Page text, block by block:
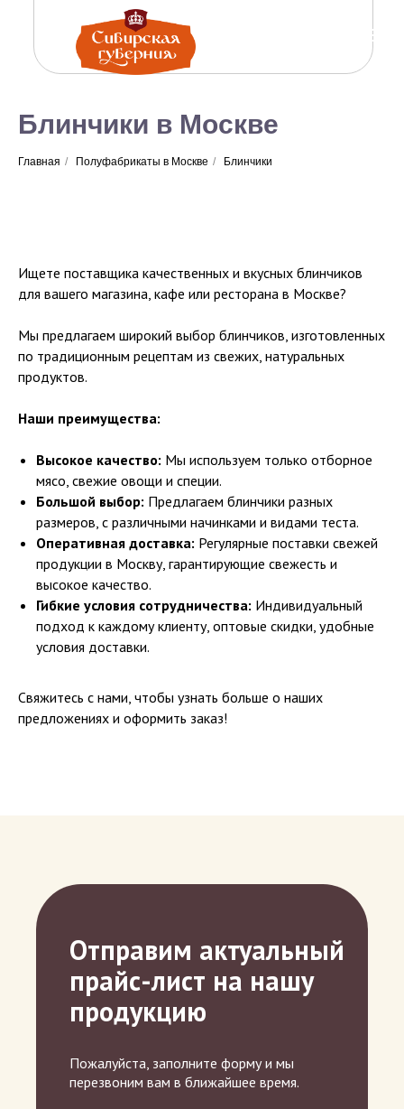
Блинчики в Москве
Главная / Полуфабрикаты в Москве / Блинчики
Ищете поставщика качественных и вкусных блинчиков
для вашего магазина, кафе или ресторана в Москве?
Мы предлагаем широкий выбор блинчиков, изготовленных
по традиционным рецептам из свежих, натуральных
продуктов.
Наши преимущества:
Высокое качество: Мы используем только отборное
мясо, свежие овощи и специи.
Большой выбор: Предлагаем блинчики разных
размеров, с различными начинками и видами теста.
Оперативная доставка: Регулярные поставки свежей
продукции в Москву, гарантирующие свежесть и
высокое качество.
Гибкие условия сотрудничества: Индивидуальный
подход к каждому клиенту, оптовые скидки, удобные
условия доставки.
Свяжитесь с нами, чтобы узнать больше о наших
предложениях и оформить заказ!
Отправим актуальный
прайс-лист на нашу
продукцию
Пожалуйста, заполните форму и мы
перезвоним вам в ближайшее время.